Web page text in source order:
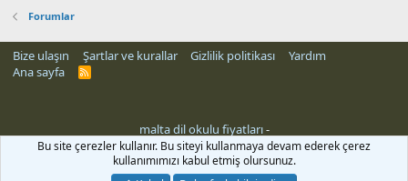
Forumlar
Bize ulaşın Şartlar ve kurallar Gizlilik politikası
Yardım
Ana sayfa
R
malta dil okulu fiyatları-
siteleri
Bu site çerezler kullanır. Bu siteyi kullanmaya devam ederek çerez
kullanımımızı kabul etmiş olursunuz.